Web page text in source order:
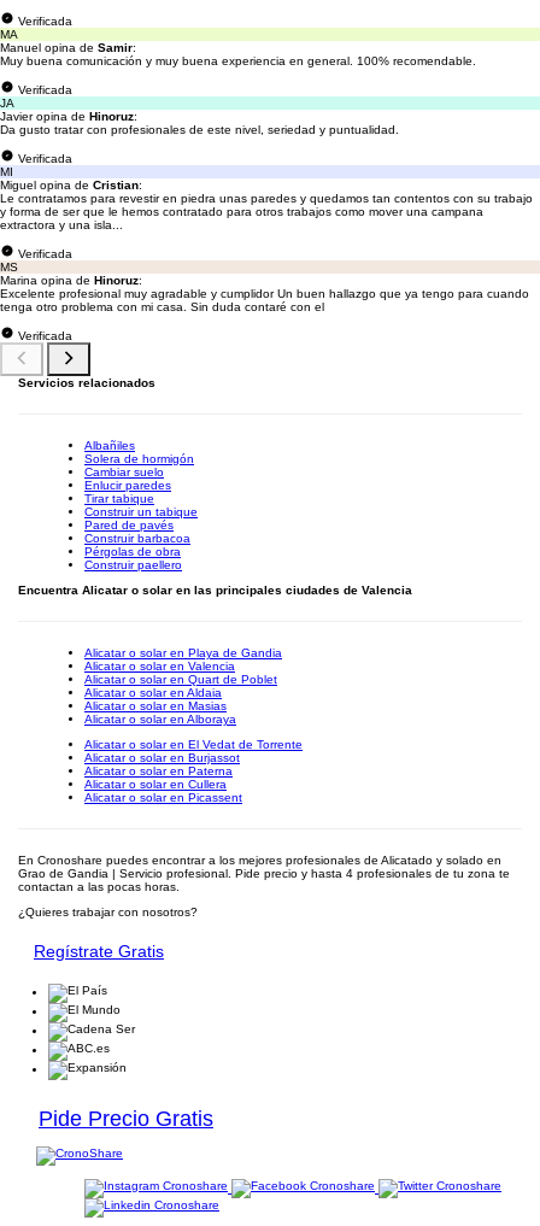
Verificada
MA
Manuel opina de Samir:
Muy buena comunicación y muy buena experiencia en general. 100% recomendable.
Verificada
JA
Javier opina de Hinoruz:
Da gusto tratar con profesionales de este nivel, seriedad y puntualidad.
Verificada
MI
Miguel opina de Cristian:
Le contratamos para revestir en piedra unas paredes y quedamos tan contentos con su trabajo
y forma de ser que le hemos contratado para otros trabajos como mover una campana
extractora y una isla...
Verificada
MS
Marina opina de Hinoruz:
Excelente profesional muy agradable y cumplidor Un buen hallazgo que ya tengo para cuando
tenga otro problema con mi casa. Sin duda contaré con el
Verificada
Servicios relacionados
Albañiles
Solera de hormigón
Cambiar suelo
Enlucir paredes
Tirar tabique
Construir un tabique
Pared de pavés
Construir barbacoa
Pérgolas de obra
Construir paellero
Encuentra Alicatar o solar en las principales ciudades de Valencia
Alicatar o solar en Playa de Gandia
Alicatar o solar en Valencia
Alicatar o solar en Quart de Poblet
Alicatar o solar en Aldaia
Alicatar o solar en Masias
Alicatar o solar en Alboraya
Alicatar o solar en El Vedat de Torrente
Alicatar o solar en Burjassot
Alicatar o solar en Paterna
Alicatar o solar en Cullera
Alicatar o solar en Picassent
En Cronoshare puedes encontrar a los mejores profesionales de Alicatado y solado en
Grao de Gandia | Servicio profesional. Pide precio y hasta 4 profesionales de tu zona te
contactan a las pocas horas.
¿Quieres trabajar con nosotros?
Regístrate Gratis
Pide Precio Gratis